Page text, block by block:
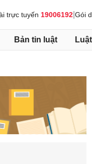
trực tuyến 19006192 Gói
Bản tin luật